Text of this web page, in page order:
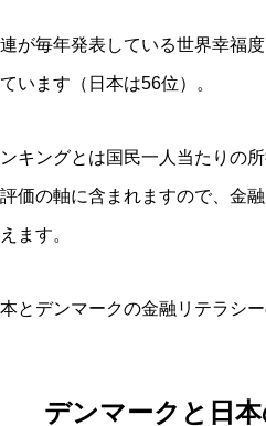
金融リテラシー〜働き方と
おくべき金利のすごさと怖
大学
が毎年発表している世界幸福
います（日本は56位）。
キングとは国民一人当たりの
価の軸に含まれますので、金
ます。
とデンマークの金融リテラシ
デンマークと日